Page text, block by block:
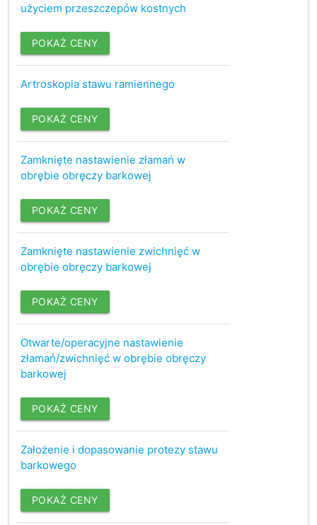
użyciem przeszczepów kostnych
POKAŻ CENY
Artroskopia stawu ramiennego
POKAŻ CENY
Zamknięte nastawienie złamań w
obrębie obręczy barkowej
POKAŻ CENY
Zamknięte nastawienie zwichnięć w
obrębie obręczy barkowej
POKAŻ CENY
Otwarte/operacyjne nastawienie
złamań/zwichnięć w obrębie obręczy
barkowej
POKAŻ CENY
Założenie i dopasowanie protezy stawu
barkowego
POKAŻ CENY